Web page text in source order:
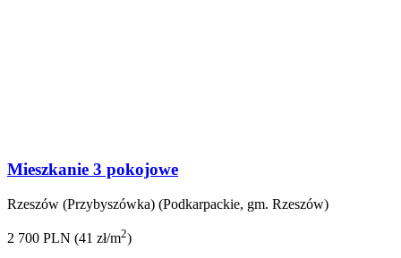
Mieszkanie 3 pokojowe
Rzeszów (Przybyszówka) (Podkarpackie, gm. Rzeszów)
2 700 PLN (41 zł/m2)